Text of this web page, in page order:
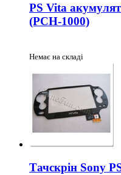
PS Vita
(PCH-1000)
Немає на складі
Тачскрін Sony